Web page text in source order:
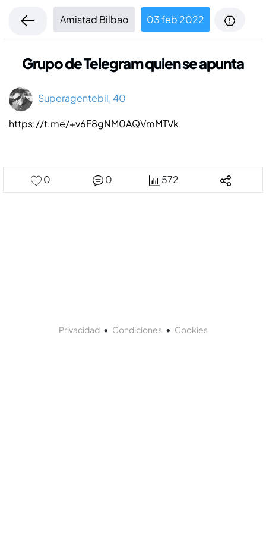
Amistad Bilbao 03 feb 2022
Grupo de Telegram quien se apunta
Superagentebil, 40
https://t.me/+v6F8gNM0AQVmMTVk
0 0 572
Privacidad• Condiciones• Cookies